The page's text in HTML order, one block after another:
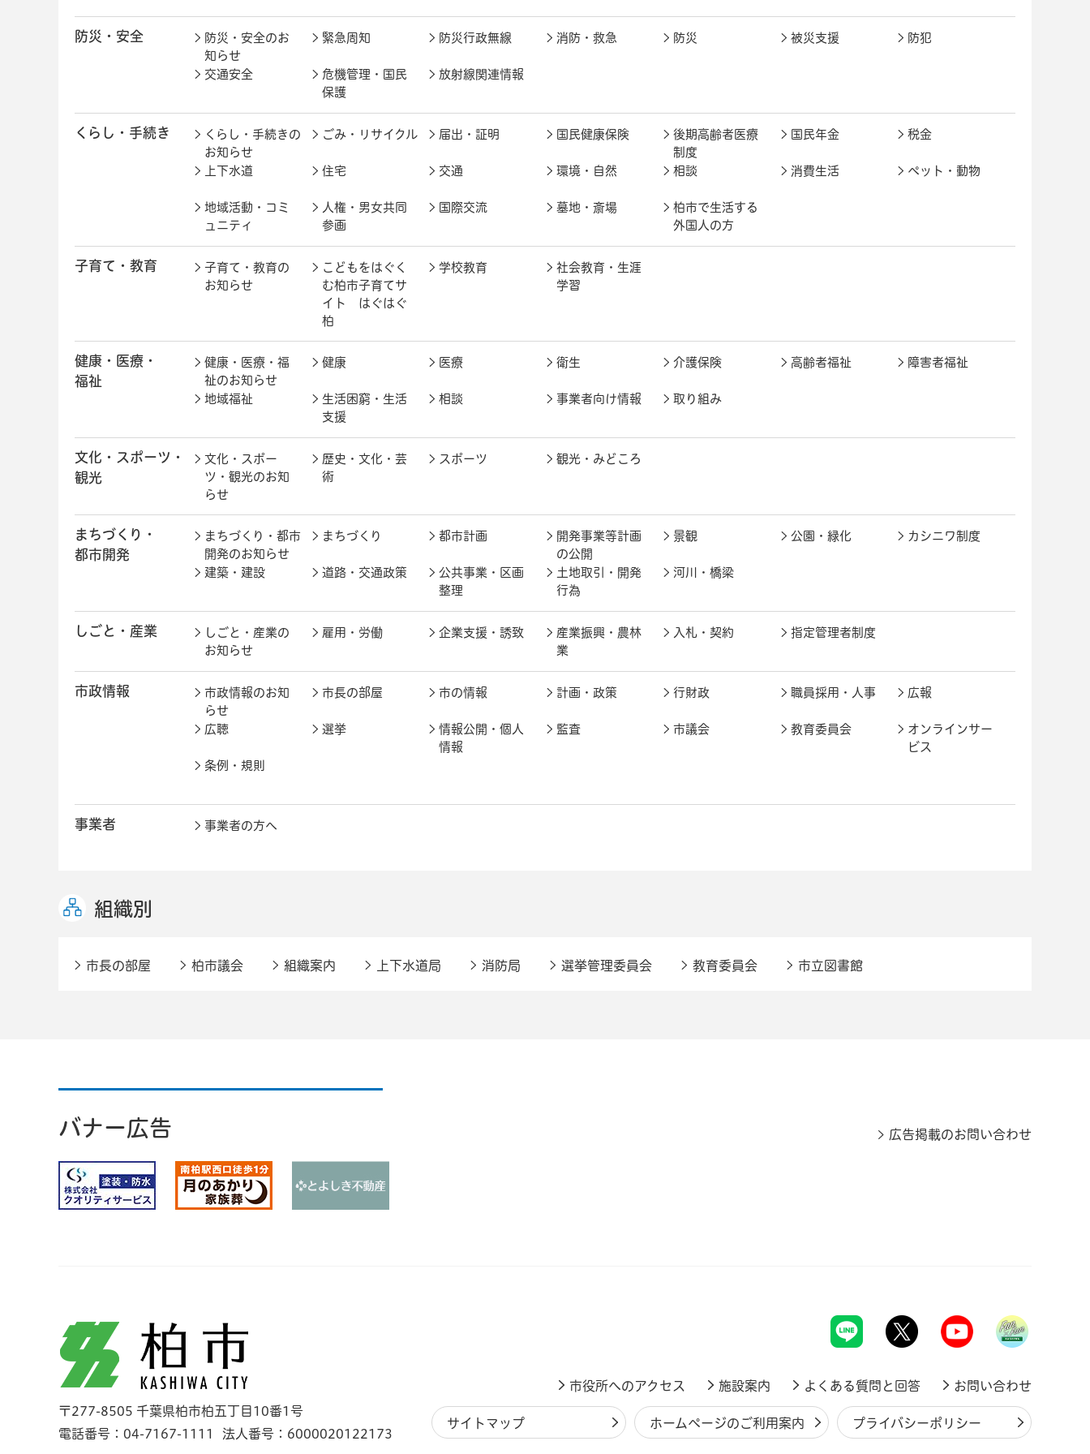
防災・安全
防災・安全のお
知らせ
緊急周知 防災行政無線 消防・救急 防災 被災支援 防犯
交通安全
危機管理・国民
保護
放射線関連情報
くらし・手続き
くらし・手続きの
お知らせ
ごみ・リサイクル 届出・証明 国民健康保険
後期高齢者医療
制度
国民年金 税金
上下水道 住宅 交通 環境・自然 相談 消費生活 ペット・動物
地域活動・コミ
ュニティ
人権・男女共同
参画
国際交流 墓地・斎場
柏市で生活する
外国人の方
子育て・教育
子育て・教育の
お知らせ
こどもをはぐく
む柏市子育てサ
イト はぐはぐ
柏
学校教育
社会教育・生涯
学習
健康・医療・
福祉
健康・医療・福
祉のお知らせ
健康 医療 衛生 介護保険 高齢者福祉 障害者福祉
地域福祉
生活困窮・生活
支援
相談 事業者向け情報 取り組み
文化・スポーツ・
観光
文化・スポー
ツ・観光のお知
らせ
歴史・文化・芸
術
スポーツ 観光・みどころ
まちづくり・
都市開発
まちづくり・都市
開発のお知らせ
まちづくり 都市計画
開発事業等計画
の公開
景観 公園・緑化 カシニワ制度
建築・建設 道路・交通政策
公共事業・区画
整理
土地取引・開発
行為
河川・橋梁
しごと・産業
しごと・産業の
お知らせ
雇用・労働 企業支援・誘致
産業振興・農林
業
入札・契約 指定管理者制度
市政情報
市政情報のお知
らせ
市長の部屋 市の情報 計画・政策 行財政 職員採用・人事 広報
広聴 選挙
情報公開・個人
情報
監査 市議会 教育委員会
オンラインサー
ビス
条例・規則
事業者 事業者の方へ
組織別
市長の部屋 柏市議会 組織案内 上下水道局 消防局 選挙管理委員会 教育委員会 市立図書館
バナー広告 広告掲載のお問い合わせ
柏市
〒277-8505 千葉県柏市柏五丁目10番1号
電話番号：04-7167-1111
法人番号：6000020122173
市役所へのアクセス 施設案内 よくある質問と回答 お問い合わせ
サイトマップ ホームページのご利用案内 プライバシーポリシー